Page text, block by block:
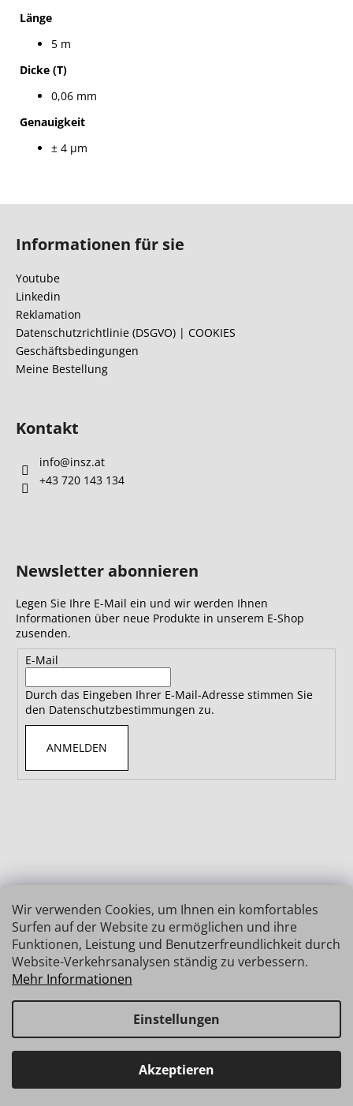
Wir verwenden Cookies, um Ihnen ein komfortables
Surfen auf der Website zu ermöglichen und ihre
Funktionen, Leistung und Benutzerfreundlichkeit durch
Website-Verkehrsanalysen ständig zu verbessern.
Mehr Informationen
Einstellungen
Akzeptieren
Haben Sie Fragen? Wir stehen Ihnen gerne zur Verfügung →
schnelle Verbindung: info@insz.at
Länge
5 m
Dicke (T)
0,06 mm
Genauigkeit
± 4 µm
Informationen für sie
Youtube
Linkedin
Reklamation
Datenschutzrichtlinie (DSGVO) | COOKIES
Geschäftsbedingungen
Meine Bestellung
Kontakt
info@insz.at
+43 720 143 134
Newsletter abonnieren
Legen Sie Ihre E-Mail ein und wir werden Ihnen
Informationen über neue Produkte in unserem E-Shop
zusenden.
E-Mail
Durch das Eingeben Ihrer E-Mail-Adresse stimmen Sie
den Datenschutzbestimmungen zu.
ANMELDEN
Erstellt von Shoptet
Copyright 2026INSIZE | MESSTECHNIK. Alle Rechte
vorbehalten.